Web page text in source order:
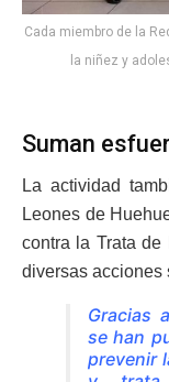
Cada miembro de la
la niñez y
Suman
La actividad
Leones de
contra la Trata de
diversas acciones
Gracias
se han
prevenir